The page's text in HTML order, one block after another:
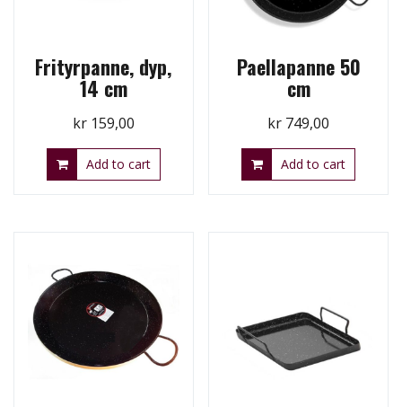
Frityrpanne, dyp,
14 cm
kr159,00
Add to cart
Paellapanne 50
cm
kr 749,00
Add to cart